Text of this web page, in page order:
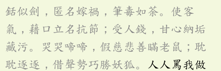
銛似劍，匿名嫁禍，筆毒如荼。使客
氣，藉口立名抗節；受人錢，甘心納垢
藏污。哭哭啼啼，假慈悲善瞞老鼠；耽
耽逐逐，借聲勢巧勝妖狐。
人人罵我做